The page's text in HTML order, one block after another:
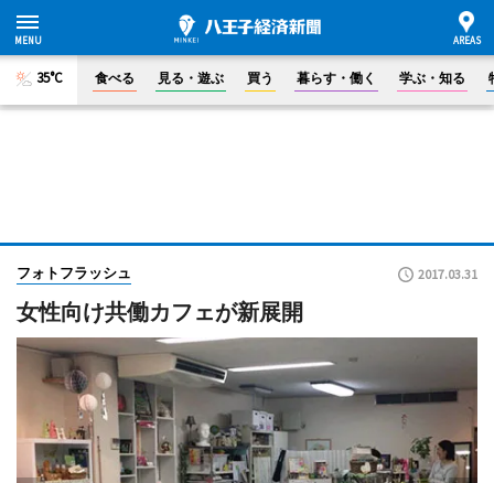
35°C 食べる 見る・遊ぶ 買う 暮らす・働く 学ぶ・知る
フォトフラッシュ 2017.03.31
女性向け共働カフェが新展開